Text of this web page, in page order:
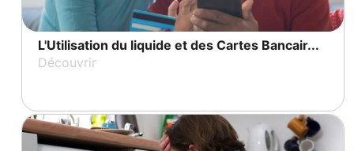
L'Utilisation du liquide et des Cartes Bancair...
Découvrir